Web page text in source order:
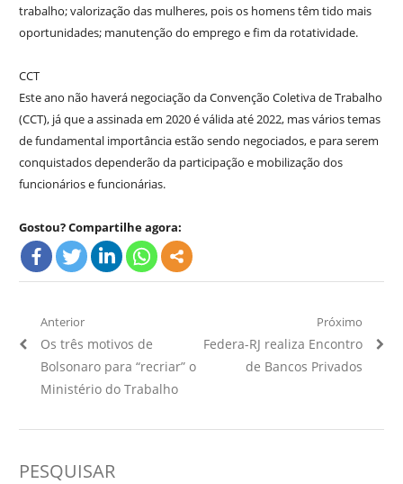
trabalho; valorização das mulheres, pois os homens têm tido mais
oportunidades; manutenção do emprego e fim da rotatividade.
CCT
Este ano não haverá negociação da Convenção Coletiva de Trabalho
(CCT), já que a assinada em 2020 é válida até 2022, mas vários temas
de fundamental importância estão sendo negociados, e para serem
conquistados dependerão da participação e mobilização dos
funcionários e funcionárias.
Gostou? Compartilhe agora:
Navegação
de
Post
Anterior
Artigo
Anterior:
Os três motivos de
Bolsonaro para “recriar” o
Ministério do Trabalho
Próximo
Próximo
Federa-RJ realiza Encontro
de Bancos Privados
PESQUISAR